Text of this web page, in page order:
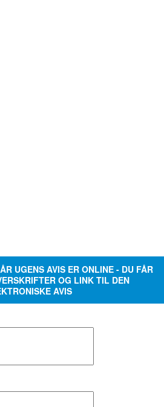
UGENS AVIS ER ONLINE - DU FÅR
OG LINK TIL DEN
AVIS